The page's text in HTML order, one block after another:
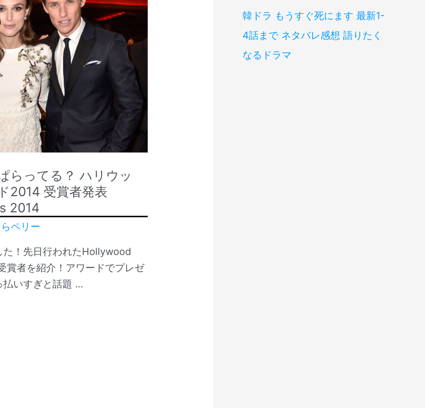
らってる？ ハリウッ
2014 受賞者発表
2014
ペリー
た！先日行われたHollywood
賞者を紹介！アワードでプレゼ
払いすぎと話題 …
韓ドラ もうすぐ死にます 最新1-
4話まで ネタバレ感想 語りたく
なるドラマ